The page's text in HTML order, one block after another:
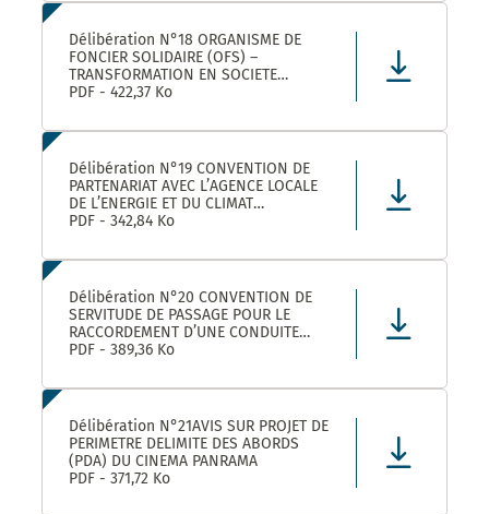
CONVENTION DE PARTENARIAT SIGNEE
POUR LA
Délibération N°18 ORGANISME DE
FONCIER SOLIDAIRE (OFS) –
TRANSFORMATION EN SOCIETE
COOPERATIVE D’INTERET COLLECTIF
CAPITAL – APPROBATION –
PDF - 422,37 Ko
Délibération N°19 CONVENTION DE
PARTENARIAT AVEC L’AGENCE LOCALE
DE L’ENERGIE ET DU CLIMAT
MONTPELLIER METROPOLE :
PDF - 342,84 Ko
Délibération N°20 CONVENTION DE
SERVITUDE DE PASSAGE POUR LE
RACCORDEMENT D’UNE CONDUITE
EAUX PLUVIALES DANS LE CADRE DE
AVENUE DE L’EUROPE SUR LA
PDF - 389,36 Ko
Délibération N°21AVIS SUR PROJET DE
PERIMETRE DELIMITE DES ABORDS
(PDA) DU CINEMA PANRAMA
PDF - 371,72 Ko